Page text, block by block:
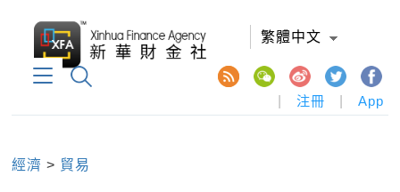
繁體中文
注冊 App
經濟 > 貿易